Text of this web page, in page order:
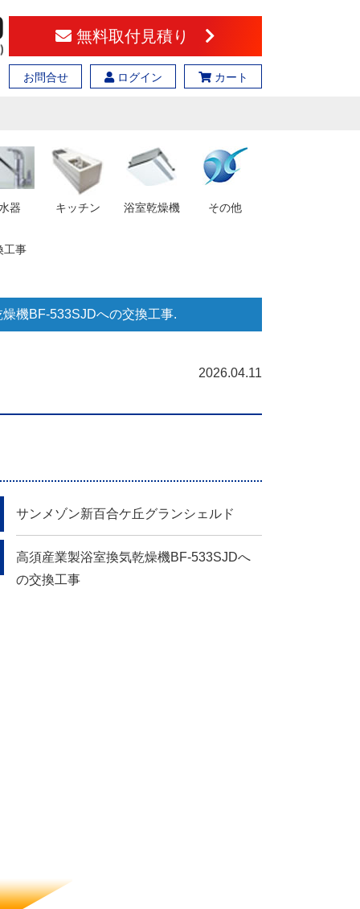
無料取付見積り
お問合せ ログイン カート
器 キッチン 浴室乾燥機 その他
工事
機BF-533SJDへの交換工事.
2026.04.11
サンメゾン新百合ケ丘グランシェルド
高須産業製浴室換気乾燥機BF-533SJDへ
の交換工事